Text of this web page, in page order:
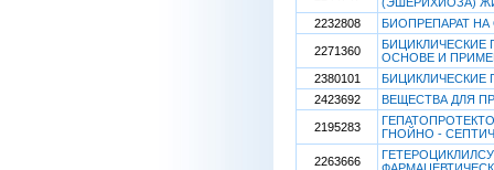
2232808
БИОПРЕПАРАТ
2271360
БИЦИКЛИЧЕСКИЕ
ОСНОВЕ И
2380101
БИЦИКЛИЧЕСКИЕ
2423692
ВЕЩЕСТВА ДЛЯ
2195283
ГНОЙНО -
2263666